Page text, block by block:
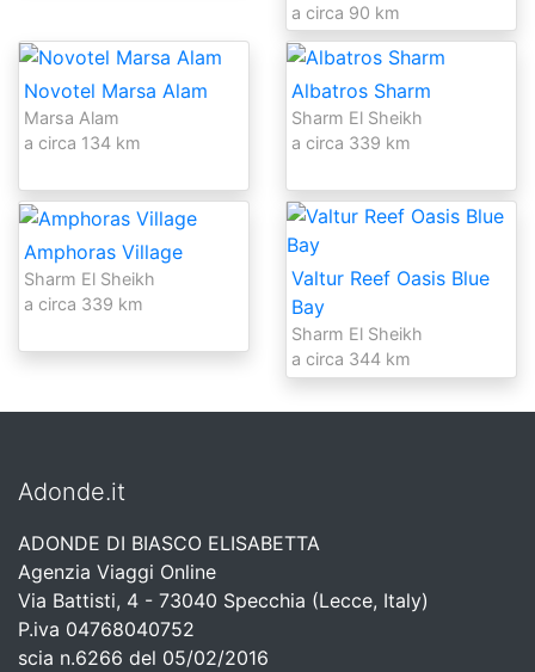
a circa 90 km
Novotel Marsa Alam
Marsa Alam
a circa 134 km
Albatros Sharm
Sharm El Sheikh
a circa 339 km
Amphoras Village
Sharm El Sheikh
a circa 339 km
Valtur Reef Oasis Blue
Bay
Sharm El Sheikh
a circa 344 km
Adonde.it
ADONDE DI BIASCO ELISABETTA
Agenzia Viaggi Online
Via Battisti, 4 - 73040 Specchia (Lecce, Italy)
P.iva 04768040752
scia n.6266 del 05/02/2016